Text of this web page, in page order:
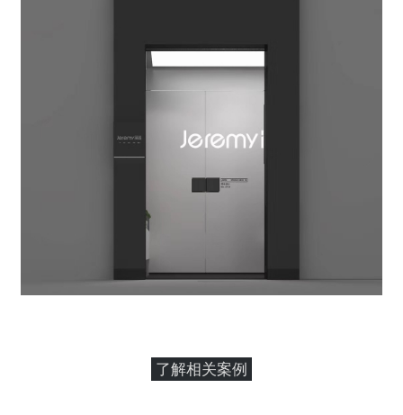
了解相关案例